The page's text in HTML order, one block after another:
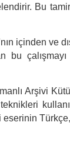
Bu
içinden ve
Arşivi